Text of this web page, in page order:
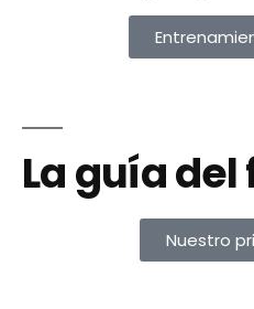
La guía
Nuestro